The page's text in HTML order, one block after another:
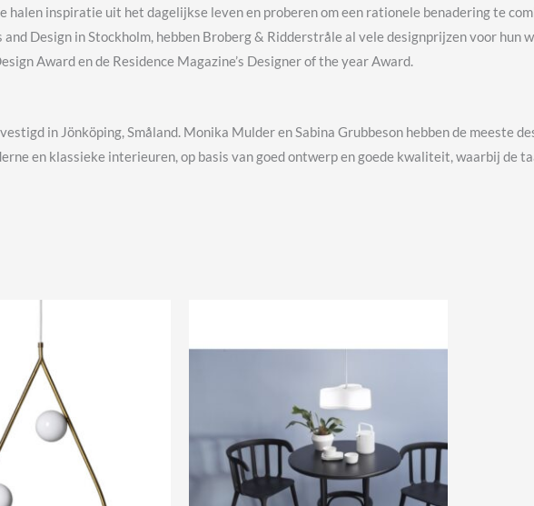
halen inspiratie uit het dagelijkse leven en proberen om een rationele benadering te
Design in Stockholm, hebben Broberg & Ridderstråle al vele designprijzen voor hun
Award en de Residence Magazine’s Designer of the year Award.
in Jönköping, Småland. Monika Mulder en Sabina Grubbeson hebben de meeste
en klassieke interieuren, op basis van goed ontwerp en goede kwaliteit, waarbij de